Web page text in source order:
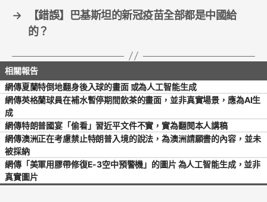
→
【錯誤】巴基斯坦的新冠疫苗全部都是中國給
的？
網傳夏蘭特倒地翻身後入球的畫面 或為人工智能生成
網傳英格蘭球員在補水暫停期間飲茶的畫面，並非真實場景，應為AI生
成
網傳特朗普國宴「偷看」習近平文件不實，實為翻閱本人講稿
網傳澳洲正在考慮禁止特朗普入境的說法，為澳洲請願書的內容，並未
被採納
網傳「美軍用膠帶修復E-3空中預警機」的圖片 為人工智能生成，並非
真實圖片